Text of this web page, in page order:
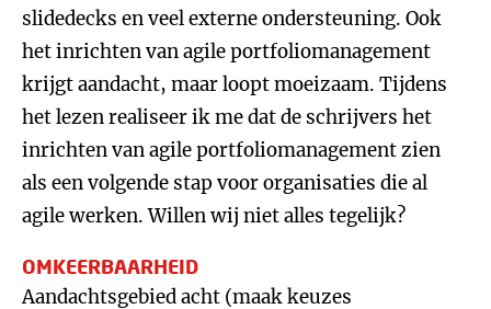
slidedecks en veel externe ondersteuning. Ook
het inrichten van agile portfoliomanagement
krijgt aandacht, maar loopt moeizaam. Tijdens
het lezen realiseer ik me dat de schrijvers het
inrichten van agile portfoliomanagement zien
als een volgende stap voor organisaties die al
agile werken. Willen wij niet alles tegelijk?
OMKEERBAARHEID
Aandachtsgebied acht (maak keuzes